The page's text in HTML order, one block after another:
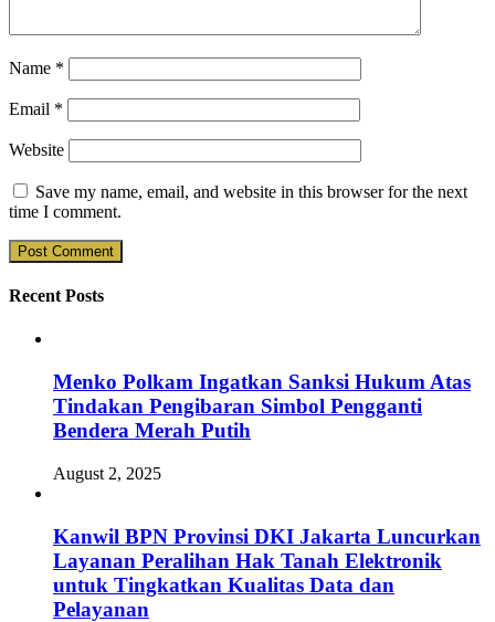
Name *
Email *
Website
Save my name, email, and website in this browser for the next
time I comment.
Recent Posts
Menko Polkam Ingatkan Sanksi Hukum Atas
Tindakan Pengibaran Simbol Pengganti
Bendera Merah Putih
August 2, 2025
Kanwil BPN Provinsi DKI Jakarta Luncurkan
Layanan Peralihan Hak Tanah Elektronik
untuk Tingkatkan Kualitas Data dan
Pelayanan